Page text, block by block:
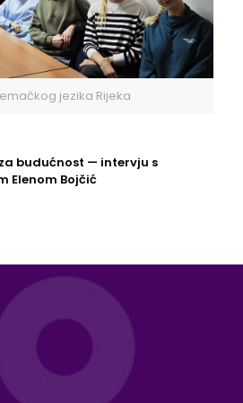
jezika Rijeka
budućnost — intervju s
Elenom Bojčić